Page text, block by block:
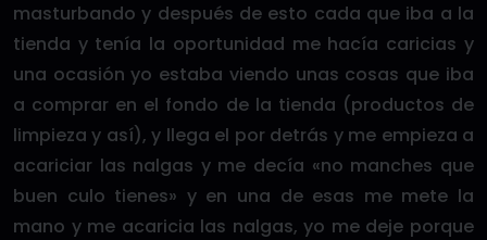
masturbando y después de esto cada que iba a la
tienda y tenía la oportunidad me hacía caricias y
una ocasión yo estaba viendo unas cosas que iba
a comprar en el fondo de la tienda (productos de
limpieza y así), y llega el por detrás y me empieza a
acariciar las nalgas y me decía «no manches que
buen culo tienes» y en una de esas me mete la
mano y me acaricia las nalgas, yo me deje porque